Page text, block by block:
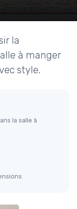
la
à manger
style.
la salle à